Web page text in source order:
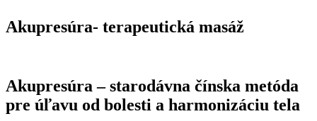
Akupresúra- terapeutická masáž
Akupresúra – starodávna čínska metóda
pre úľavu od bolesti a harmonizáciu tela